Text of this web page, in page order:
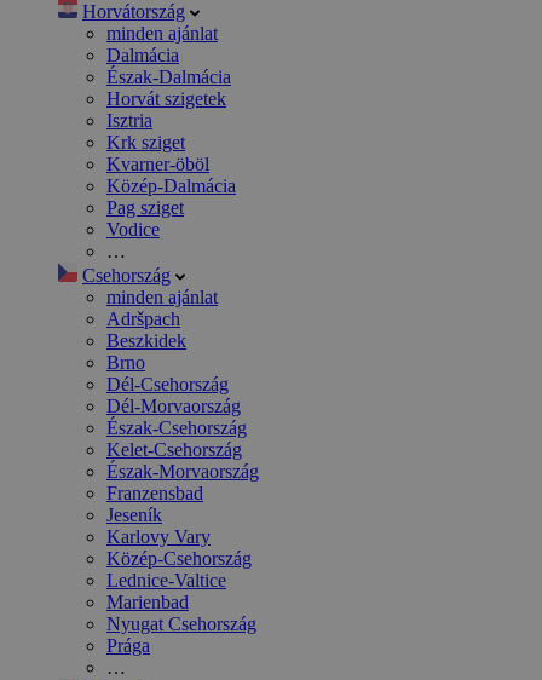
Horvátország
minden ajánlat
Dalmácia
Észak-Dalmácia
Horvát szigetek
Isztria
Krk sziget
Kvarner-öböl
Közép-Dalmácia
Pag sziget
Vodice
…
Csehország
minden ajánlat
Adršpach
Beszkidek
Brno
Dél-Csehország
Dél-Morvaország
Észak-Csehország
Kelet-Csehország
Észak-Morvaország
Franzensbad
Jeseník
Karlovy Vary
Közép-Csehország
Lednice-Valtice
Marienbad
Nyugat Csehország
Prága
…